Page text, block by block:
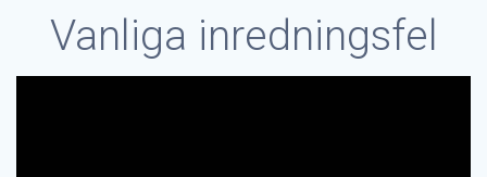
Vanliga inredningsfel